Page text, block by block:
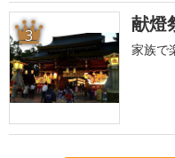
3 献燈
家族で